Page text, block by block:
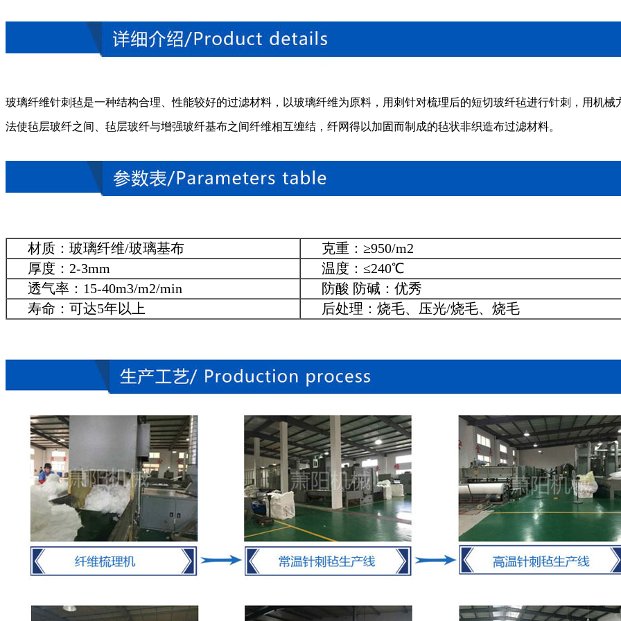
玻璃纤维针刺毡是一种结构合理、性能较好的过滤材料，以玻璃纤维为原料，用刺针对梳理后的短切玻纤毡进行针刺，用机械
法使毡层玻纤之间、毡层玻纤与增强玻纤基布之间纤维相互缠结，纤网得以加固而制成的毡状非织造布过滤材料。
材质：玻璃纤维/玻璃基布
克重：≥950/m2
厚度：2-3mm
温度：≤240℃
透气率：15-40m3/m2/min
防酸 防碱：优秀
寿命：可达5年以上
后处理：烧毛、压光/烧毛、烧毛